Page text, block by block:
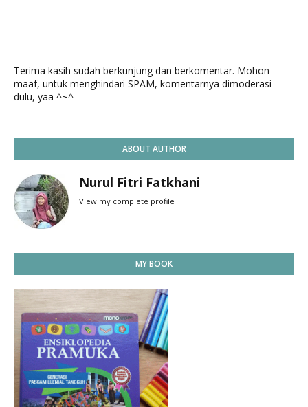
Terima kasih sudah berkunjung dan berkomentar. Mohon
maaf, untuk menghindari SPAM, komentarnya dimoderasi
dulu, yaa ^~^
ABOUT AUTHOR
Nurul Fitri Fatkhani
View my complete profile
MY BOOK